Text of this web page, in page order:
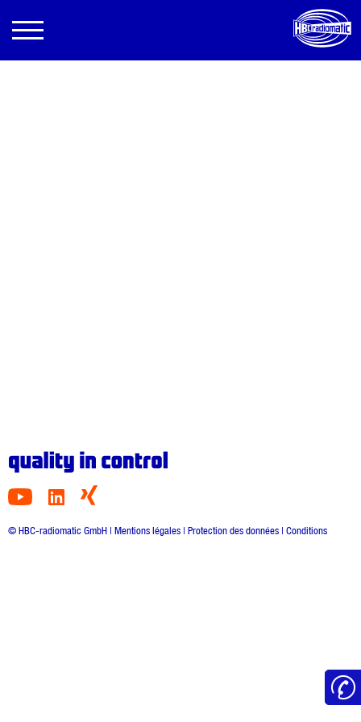
© HBC-radiomatic GmbH | Mentions légales | Protection des données | Conditions